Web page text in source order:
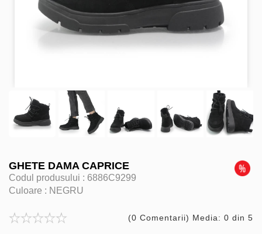
GHETE DAMA CAPRICE
Codul produsului : 6886C9299
Culoare : NEGRU
(0 Comentarii) Media: 0 din 5